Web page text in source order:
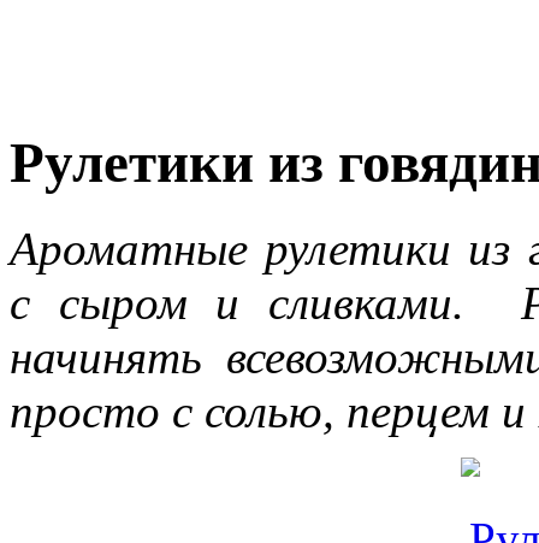
Рулетики из
Ароматные рулетики из
с сыром и сливками.
начинять
просто с солью, перцем